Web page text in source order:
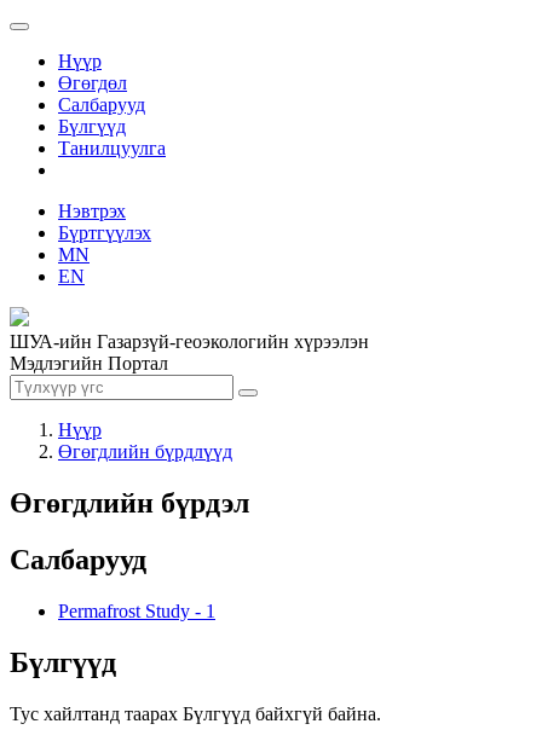
Нүүр
Өгөгдөл
Салбарууд
Бүлгүүд
Танилцуулга
Нэвтрэх
Бүртгүүлэх
MN
EN
ШУА-ийн Газарзүй-геоэкологийн хүрээлэн
Мэдлэгийн Портал
Нүүр
Өгөгдлийн бүрдлүүд
Өгөгдлийн бүрдэл
Салбарууд
Permafrost Study - 1
Бүлгүүд
Тус хайлтанд таарах Бүлгүүд байхгүй байна.